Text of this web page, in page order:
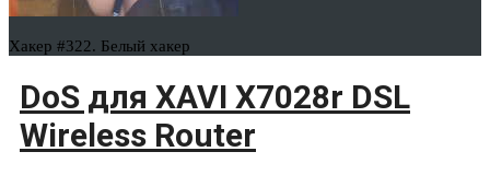
Хакер #322. Белый хакер
DoS для XAVI X7028r DSL
Wireless Router